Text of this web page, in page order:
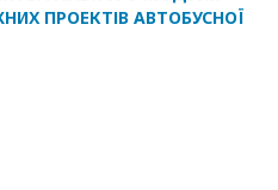
ПРОЕКТІВ АВТОБУСНОЇ